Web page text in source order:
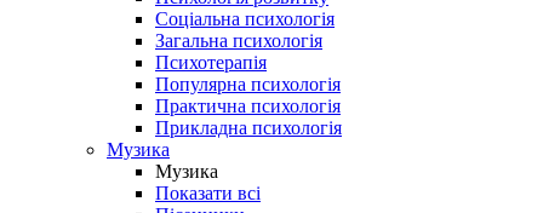
Соціальна психологія
Загальна психологія
Психотерапія
Популярна психологія
Практична психологія
Прикладна психологія
Музика
Музика
Показати всі